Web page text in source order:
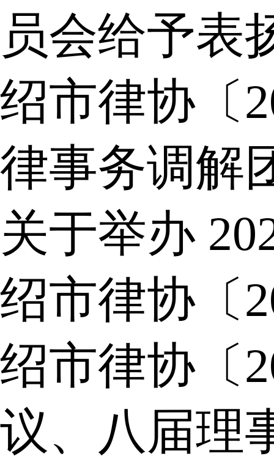
员会给予表
绍市律协〔
律事务调解
关于举办
绍市律协〔
绍市律协〔
议、八届理